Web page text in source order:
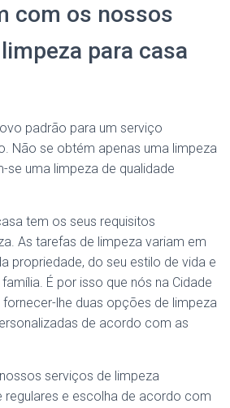
com os nossos
para casa
padrão para um serviço
Não se obtém apenas uma limpeza
se uma limpeza de qualidade
tem os seus requisitos
As tarefas de limpeza variam em
propriedade, do seu estilo de vida e
É por isso que nós na Cidade
lhe duas opções de limpeza
de acordo com as
serviços de limpeza
regulares e escolha de acordo com